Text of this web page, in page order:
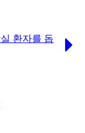
환자를 돕